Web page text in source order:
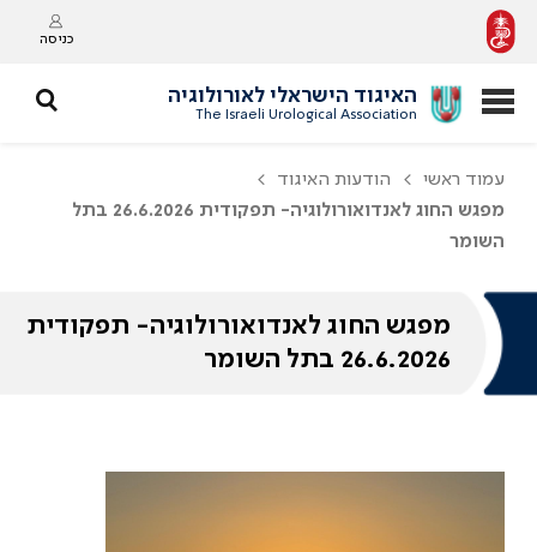
כניסה
האיגוד הישראלי לאורולוגיה
The Israeli Urological Association
עמוד ראשי
הודעות האיגוד
מפגש החוג לאנדואורולוגיה- תפקודית 26.6.2026 בתל
השומר
מפגש החוג לאנדואורולוגיה- תפקודית
26.6.2026 בתל השומר